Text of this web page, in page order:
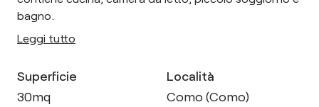
bagno.
Leggi tutto
Superficie
30mq
Località
Como (Como)